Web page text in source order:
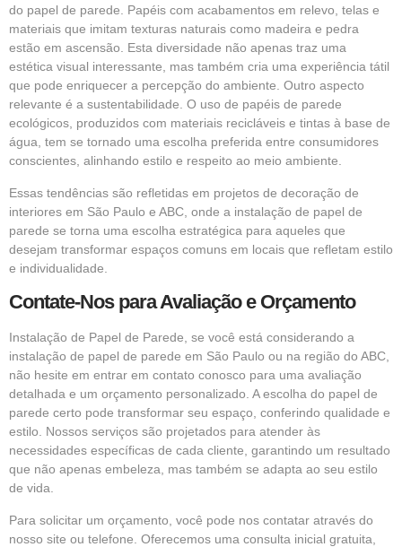
do papel de parede. Papéis com acabamentos em relevo, telas e
materiais que imitam texturas naturais como madeira e pedra
estão em ascensão. Esta diversidade não apenas traz uma
estética visual interessante, mas também cria uma experiência tátil
que pode enriquecer a percepção do ambiente. Outro aspecto
relevante é a sustentabilidade. O uso de papéis de parede
ecológicos, produzidos com materiais recicláveis e tintas à base de
água, tem se tornado uma escolha preferida entre consumidores
conscientes, alinhando estilo e respeito ao meio ambiente.
Essas tendências são refletidas em projetos de decoração de
interiores em São Paulo e ABC, onde a instalação de papel de
parede se torna uma escolha estratégica para aqueles que
desejam transformar espaços comuns em locais que refletam estilo
e individualidade.
Contate-Nos para Avaliação e Orçamento
Instalação de Papel de Parede, se você está considerando a
instalação de papel de parede em São Paulo ou na região do ABC,
não hesite em entrar em contato conosco para uma avaliação
detalhada e um orçamento personalizado. A escolha do papel de
parede certo pode transformar seu espaço, conferindo qualidade e
estilo. Nossos serviços são projetados para atender às
necessidades específicas de cada cliente, garantindo um resultado
que não apenas embeleza, mas também se adapta ao seu estilo
de vida.
Para solicitar um orçamento, você pode nos contatar através do
nosso site ou telefone. Oferecemos uma consulta inicial gratuita,